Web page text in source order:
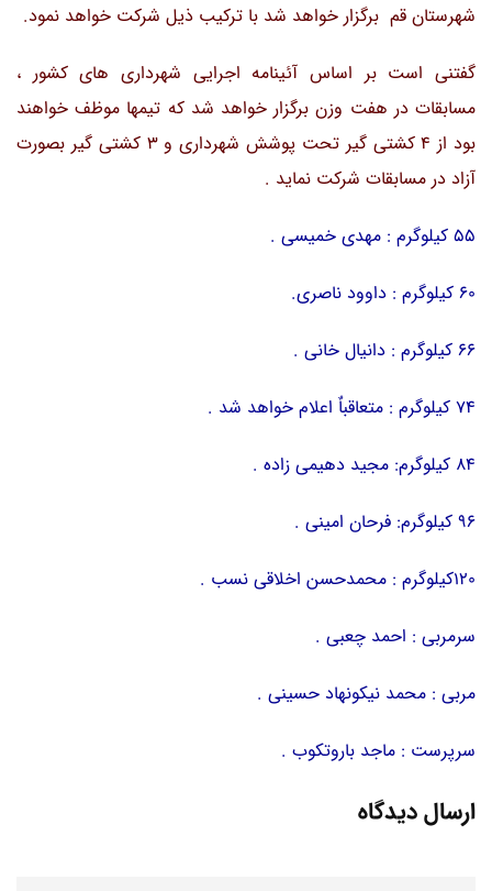
شهرستان قم برگزار خواهد شد با ترکیب ذیل شرکت خواهد نمود.
گفتنی است بر اساس آئینامه اجرایی شهرداری های کشور ،
مسابقات در هفت وزن برگزار خواهد شد که تیمها موظف خواهند
بود از 4 کشتی گیر تحت پوشش شهرداری و 3 کشتی گیر بصورت
آزاد در مسابقات شرکت نماید .
55 کیلوگرم : مهدی خمیسی .
60 کیلوگرم : داوود ناصری.
66 کیلوگرم : دانیال خانی .
74 کیلوگرم : متعاقباٌ اعلام خواهد شد .
84 کیلوگرم: مجید دهیمی زاده .
96 کیلوگرم: فرحان امینی .
120کیلوگرم : محمدحسن اخلاقی نسب .
سرمربی : احمد چعبی .
مربی : محمد نیکونهاد حسینی .
سرپرست : ماجد باروتکوب .
ارسال دیدگاه